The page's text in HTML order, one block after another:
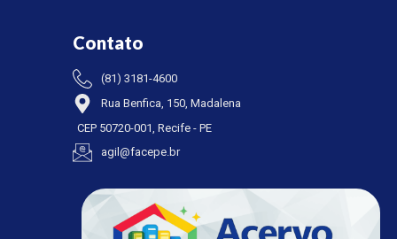
Contato
(81) 3181-4600
Rua Benfica, 150, Madalena
CEP 50720-001, Recife - PE
agil@facepe.br